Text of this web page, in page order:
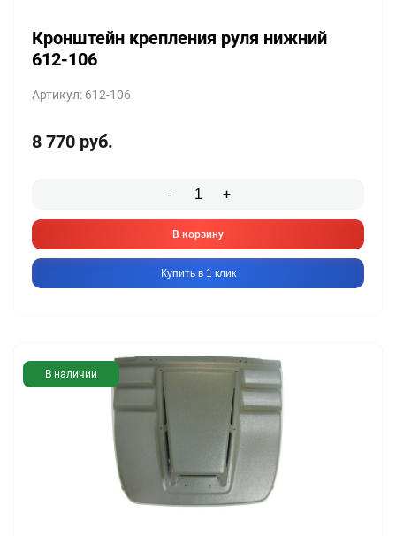
Кронштейн крепления руля нижний
612-106
Артикул: 612-106
8 770 руб.
- +
В корзину
Купить в 1 клик
В наличии